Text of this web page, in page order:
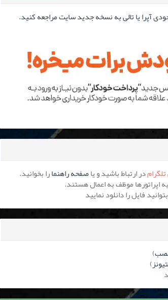
آپرا یا تالی به نسخه جدید سایت مراجعه کنید.
در ارتباط باشید و یاصفحه راهنمارا بخوانید.
)
)